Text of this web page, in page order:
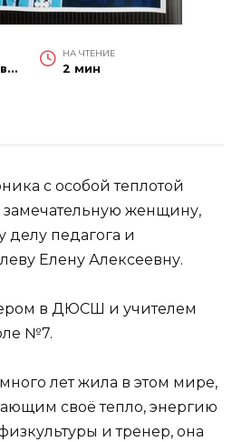
Красносулинский вестник
НА ЧТЕНИЕ
2 мин
с особой теплотой
замечательную женщину,
делу педагога и
Елену Алексеевну.
в ДЮСШ и учителем
№7.
лет жила в этом мире,
своё тепло, энергию
и тренер, она